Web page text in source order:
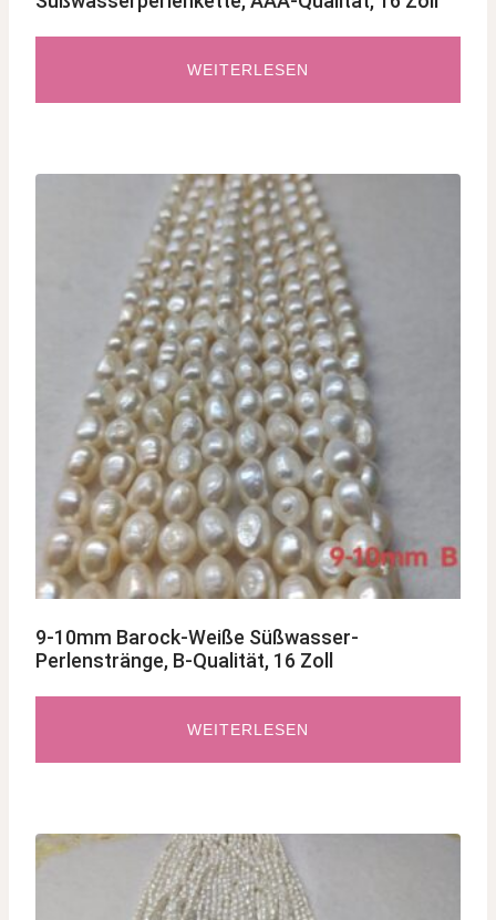
WEITERLESEN
9-10mm Barock-Weiße Süßwasser-
Perlenstränge, B-Qualität, 16 Zoll
WEITERLESEN